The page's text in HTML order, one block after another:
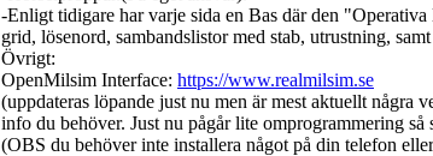
-Enligt tidigare har varje sida en Bas där den
grid, lösenord, sambandslistor med stab, utrustning,
Övrigt:
OpenMilsim Interface: https://www.realmilsim.se
(uppdateras löpande just nu men är mest aktuellt några
info du behöver. Just nu pågår lite omprogrammering
(OBS du behöver inte installera något på din telefon